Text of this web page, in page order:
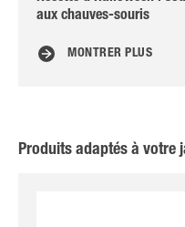
aux chauves-souris
MONTRER PLUS
Produits adaptés à votre